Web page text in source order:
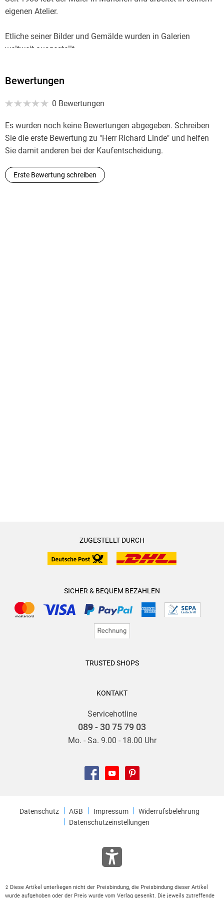
GTIN
7141044547458
eigenen Atelier.
Etliche seiner Bilder und Gemälde wurden in Galerien
weltweit ausgestellt.
dort entstanden die ersten Geschichten und die
Das Buch selbst wurde mit den Zeichnungen 1990 zum
ersten Mal veröffentlicht.
Bewertungen
0 Bewertungen
Es wurden noch keine Bewertungen abgegeben. Schreiben
Sie die erste Bewertung zu "Herr Richard Linde" und helfen
Sie damit anderen bei der Kaufentscheidung.
Erste Bewertung schreiben
ZUGESTELLT DURCH
SICHER & BEQUEM BEZAHLEN
TRUSTED SHOPS
KONTAKT
Servicehotline
089 - 30 75 79 03
Mo. - Sa. 9.00 - 18.00 Uhr
Datenschutz AGB Impressum
Widerrufsbelehrung
Datenschutzeinstellungen
2
Diese Artikel unterliegen nicht der Preisbindung, die Preisbindung dieser Artikel
wurde aufgehoben oder der Preis wurde vom Verlag gesenkt. Die jeweils zutreffende